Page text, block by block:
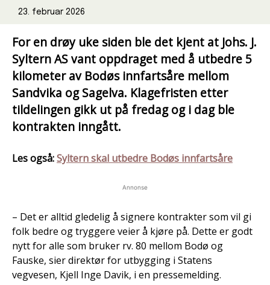
23. februar 2026
For en drøy uke siden ble det kjent at Johs. J.
Syltern AS vant oppdraget med å utbedre 5
kilometer av Bodøs innfartsåre mellom
Sandvika og Sagelva. Klagefristen etter
tildelingen gikk ut på fredag og i dag ble
kontrakten inngått.
Les også:Syltern skal utbedre Bodøs innfartsåre
Annonse
– Det er alltid gledelig å signere kontrakter som vil gi
folk bedre og tryggere veier å kjøre på. Dette er godt
nytt for alle som bruker rv. 80 mellom Bodø og
Fauske, sier direktør for utbygging i Statens
vegvesen, Kjell Inge Davik, i en pressemelding.